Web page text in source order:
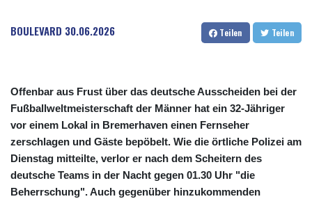
BOULEVARD 30.06.2026 Teilen Teilen
Offenbar aus Frust über das deutsche Ausscheiden bei der
Fußballweltmeisterschaft der Männer hat ein 32-Jähriger
vor einem Lokal in Bremerhaven einen Fernseher
zerschlagen und Gäste bepöbelt. Wie die örtliche Polizei am
Dienstag mitteilte, verlor er nach dem Scheitern des
deutsche Teams in der Nacht gegen 01.30 Uhr "die
Beherrschung". Auch gegenüber hinzukommenden